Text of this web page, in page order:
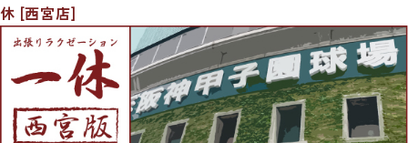
休 [西宮店]